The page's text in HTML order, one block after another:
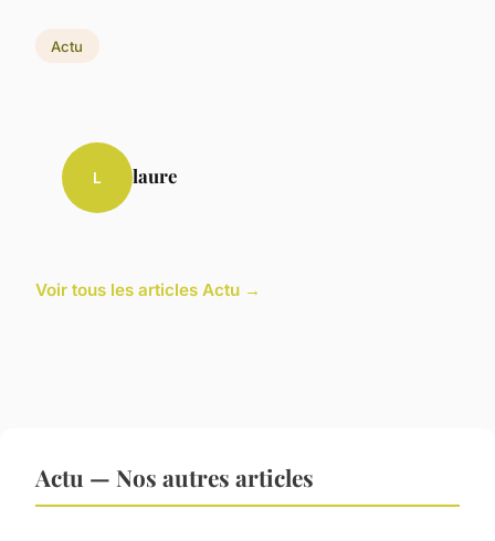
Actu
L laure
Voir tous les articles Actu →
Actu — Nos autres articles